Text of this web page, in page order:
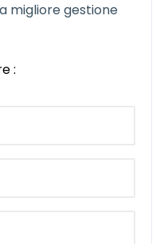
migliore gestione
: